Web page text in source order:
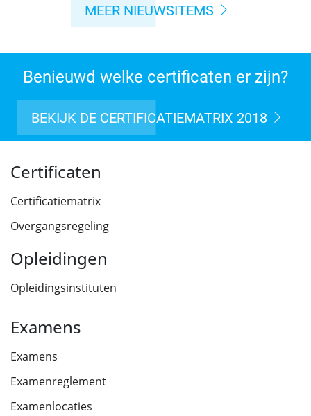
MEER NIEUWSITEMS
Benieuwd welke certificaten er zijn?
BEKIJK DE CERTIFICATIEMATRIX 2018
Certificaten
Certificatiematrix
Overgangsregeling
Opleidingen
Opleidingsinstituten
Examens
Examens
Examenreglement
Examenlocaties